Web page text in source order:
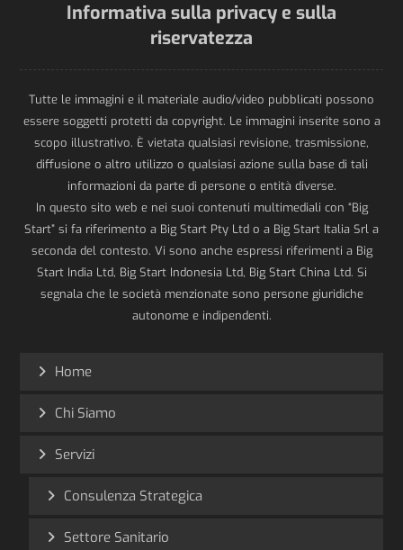
Informativa sulla privacy e sulla
riservatezza
Tutte le immagini e il materiale audio/video pubblicati possono
essere soggetti protetti da copyright. Le immagini inserite sono a
scopo illustrativo. È vietata qualsiasi revisione, trasmissione,
diffusione o altro utilizzo o qualsiasi azione sulla base di tali
informazioni da parte di persone o entità diverse.
In questo sito web e nei suoi contenuti multimediali con “Big
Start” si fa riferimento a Big Start Pty Ltd o a Big Start Italia Srl a
seconda del contesto. Vi sono anche espressi riferimenti a Big
Start India Ltd, Big Start Indonesia Ltd, Big Start China Ltd. Si
segnala che le società menzionate sono persone giuridiche
autonome e indipendenti.
Home
Chi Siamo
Servizi
Consulenza Strategica
Settore Sanitario